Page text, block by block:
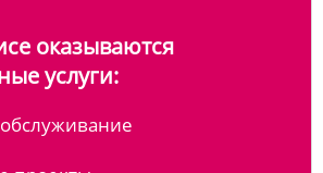
оказываются
услуги: